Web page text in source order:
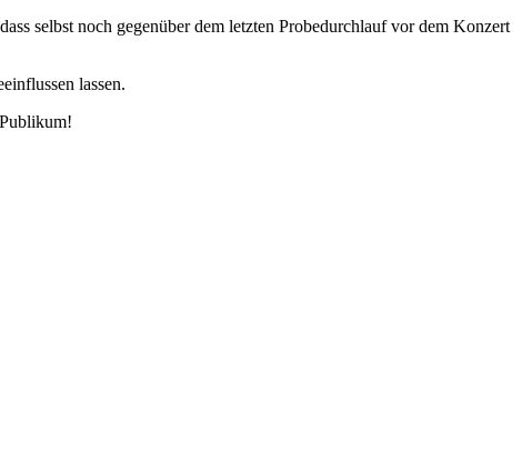
selbst noch gegenüber dem letzten Probedurchlauf vor dem Konzert
lassen.